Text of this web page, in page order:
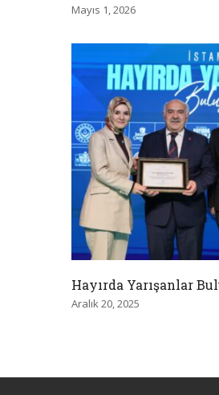
Mayıs 1, 2026
Hayırda Yarışanlar
Aralık 20, 2025